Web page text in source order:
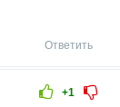
Ответить
+1